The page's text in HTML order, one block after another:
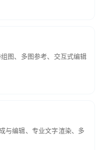
图、多图参考、交互式编辑
与编辑、专业文字渲染、多